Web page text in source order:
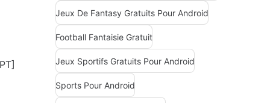
Jeux De Fantasy Gratuits Pour Android
Football Fantaisie Gratuit
Jeux Sportifs Gratuits Pour Android
Sports Pour Android